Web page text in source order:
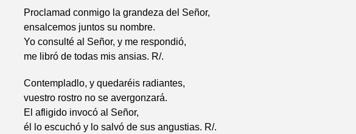
Proclamad conmigo la grandeza del Señor,
ensalcemos juntos su nombre.
Yo consulté al Señor, y me respondió,
me libró de todas mis ansias. R/.
Contempladlo, y quedaréis radiantes,
vuestro rostro no se avergonzará.
El afligido invocó al Señor,
él lo escuchó y lo salvó de sus angustias. R/.